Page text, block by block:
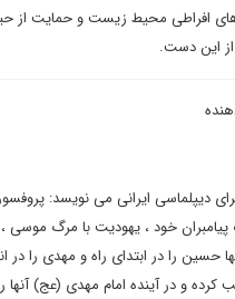
افراطی محیط زیست و حمایت از
این دست.
دیپلماسی ایرانی می نویسد:
پیامبران خود ، یهودیت با مرگ
حسین را در ابتدای راه و مهدی را
کرده و در آینده امام مهدی (عج)